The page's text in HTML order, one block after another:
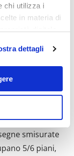
chi utilizza i
in materia di
in qualsiasi
o facendo clic
posizione
di qualche
dettagli
vero e
i giardini,
tempo, e il
di uffici
quindi in
manga ed
smisurate
5/6 piani,